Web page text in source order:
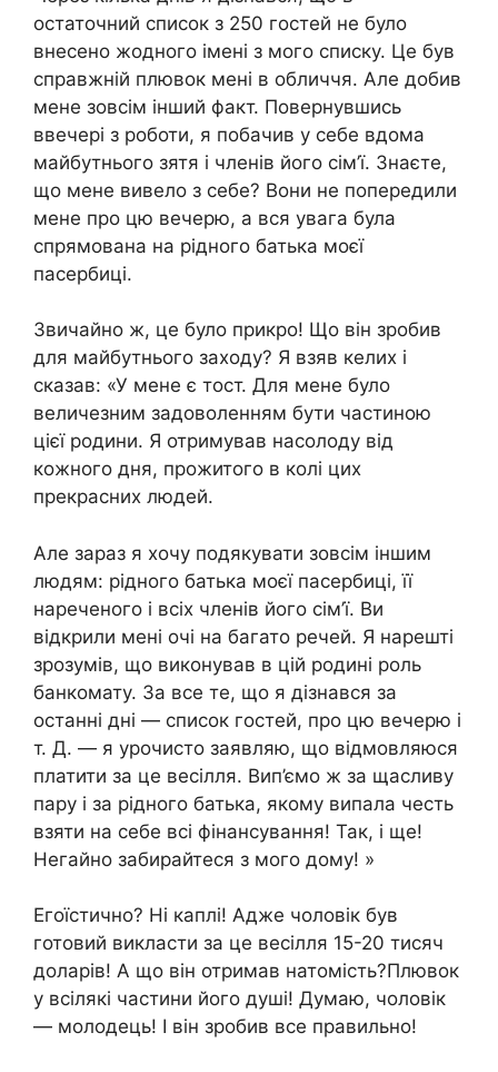
остаточний список з 250 гостей не було
внесено жодного імені з мого списку. Це був
справжній плювок мені в обличчя. Але добив
мене зовсім інший факт. Повернувшись
ввечері з роботи, я побачив у себе вдома
майбутнього зятя і членів його сім’ї. Знаєте,
що мене вивело з себе? Вони не попередили
мене про цю вечерю, а вся увага була
спрямована на рідного батька моєї
пасербиці.
Звичайно ж, це було прикро! Що він зробив
для майбутнього заходу? Я взяв келих і
сказав: «У мене є тост. Для мене було
величезним задоволенням бути частиною
цієї родини. Я отримував насолоду від
кожного дня, прожитого в колі цих
прекрасних людей.
Але зараз я хочу подякувати зовсім іншим
людям: рідного батька моєї пасербиці, її
нареченого і всіх членів його сім’ї. Ви
відкрили мені очі на багато речей. Я нарешті
зрозумів, що виконував в цій родині роль
банкомату. За все те, що я дізнався за
останні дні — список гостей, про цю вечерю і
т. Д. — я урочисто заявляю, що відмовляюся
платити за це весілля. Вип’ємо ж за щасливу
пару і за рідного батька, якому випала честь
взяти на себе всі фінансування! Так, і ще!
Негайно забирайтеся з мого дому! »
Егоїстично? Ні каплі! Адже чоловік був
готовий викласти за це весілля 15-20 тисяч
доларів! А що він отримав натомість?Плювок
у всілякі частини його душі! Думаю, чоловік
— молодець! І він зробив все правильно!